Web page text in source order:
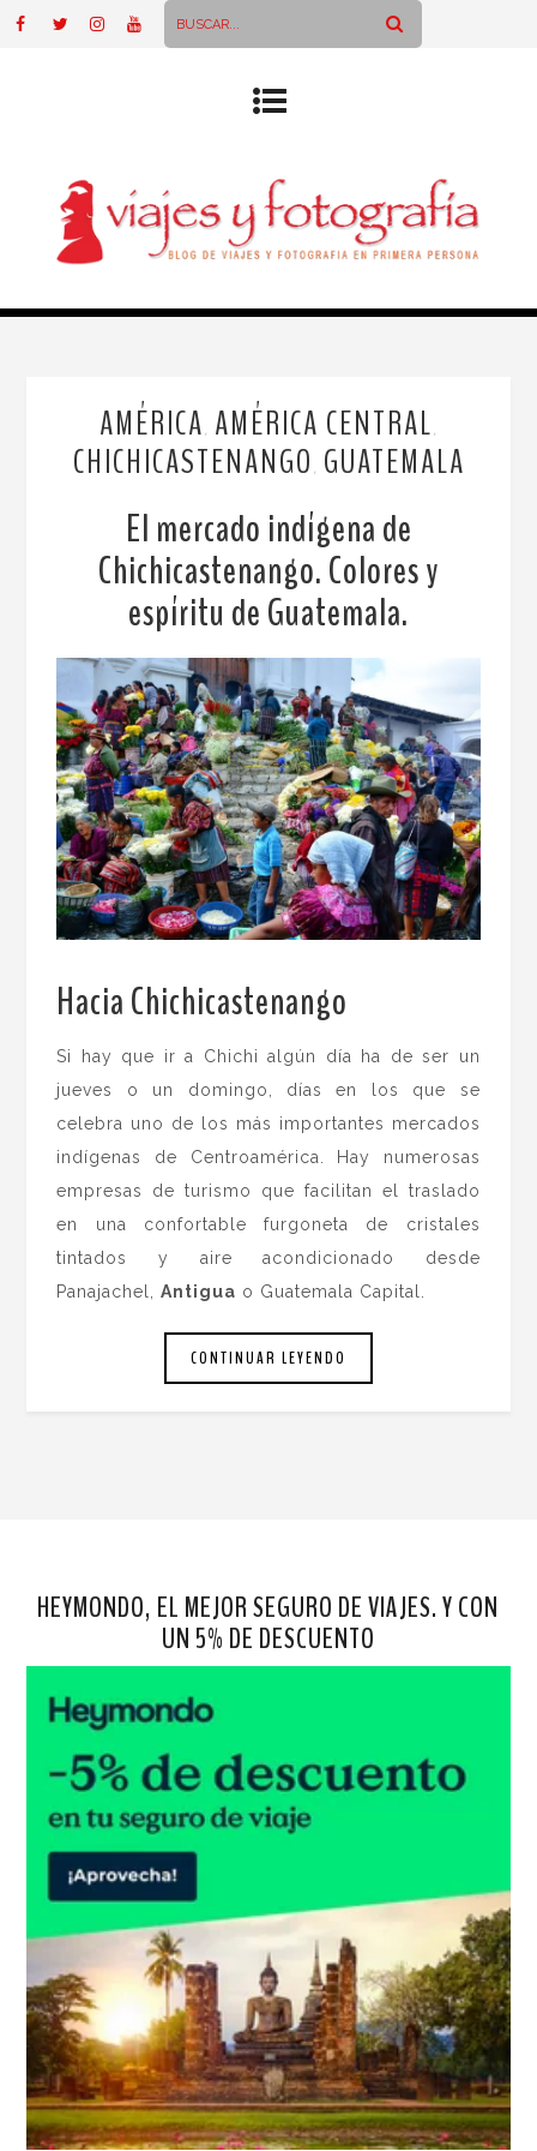
AMÉRICA AMÉRICA CENTRAL
CHICHICASTENANGO GUATEMALA
El mercado indígena de
Chichicastenango. Colores y
espíritu de Guatemala.
Hacia Chichicastenango
Si hay que ir a Chichi algún día ha de ser un
jueves o un domingo, días en los que se
celebra uno de los más importantes mercados
indígenas de Centroamérica. Hay numerosas
empresas de turismo que facilitan el traslado
en una confortable furgoneta de cristales
tintados y aire acondicionado desde
Panajachel,Antigua o Guatemala Capital.
CONTINUAR LEYENDO
HEYMONDO, EL MEJOR SEGURO DE VIAJES. Y CON
UN 5% DE DESCUENTO